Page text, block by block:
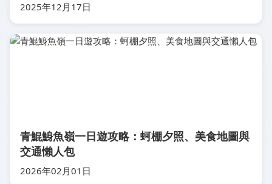
2025年12月17日
青鯤鯓魚嶺一日遊攻略：蚵棚夕照、美食地圖與
交通懶人包
2026年02月01日